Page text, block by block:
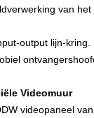
van het
output lijn-kring.
Videomuur
videopaneel